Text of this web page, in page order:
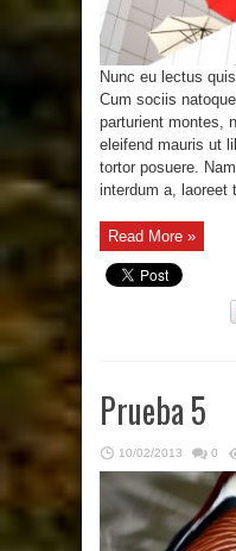
Nunc eu lectus
Cum sociis
parturient montes,
eleifend mauris ut
tortor posuere.
interdum a, laoreet
Read More »
Prueba 5
10/02/2013 0